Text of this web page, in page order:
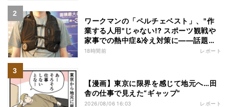
ワークマンの「ペルチェベスト」、"作
業する人用"じゃない!? スポーツ観戦や
家事での熱中症&冷え対策に――話題の
商品を徹底検証
18時間前 レポート
【漫画】東京に限界を感じて地元へ…田
舎の仕事で見えた“ギャップ”
2026/08/06 16:03 レポート